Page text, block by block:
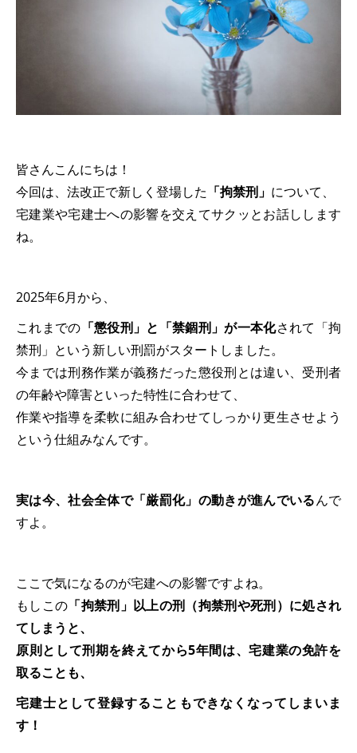
皆さんこんにちは！
今回は、法改正で新しく登場した 「拘禁刑」 について、
宅建業や宅建士への影響を交えてサクッとお話しします
ね。
2025年6月から、
これまでの 「懲役刑」と「禁錮刑」が一本化されて「拘
禁刑」という新しい刑罰がスタートしました。
今までは刑務作業が義務だった懲役刑とは違い、受刑者
の年齢や障害といった特性に合わせて、
作業や指導を柔軟に組み合わせてしっかり更生させよう
という仕組みなんです。
実は今、社会全体で「厳罰化」の動きが進んでいるんで
すよ。
ここで気になるのが宅建への影響ですよね。
もしこの 「拘禁刑」以上の刑（拘禁刑や死刑）に処され
てしまうと、
原則として刑期を終えてから5年間は、宅建業の免許を
取ることも、
宅建士として登録することもできなくなってしまいま
す！